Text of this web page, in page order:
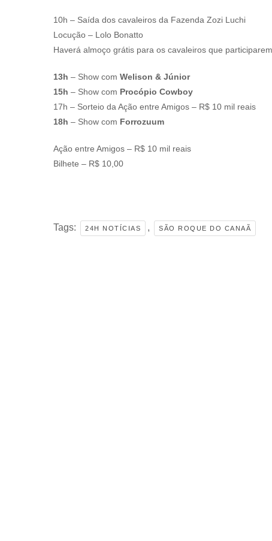
10h – Saída dos cavaleiros da Fazenda Zozi Luchi
Locução – Lolo Bonatto
Haverá almoço grátis para os cavaleiros que
13h – Show com Welison & Júnior
15h – Show com Procópio Cowboy
17h – Sorteio da Ação entre Amigos – R$ 10 mil reais
18h – Show com Forrozuum
Ação entre Amigos – R$ 10 mil reais
Bilhete – R$ 10,00
Tags: 24H NOTÍCIAS , SÃO ROQUE DO CANAÃ